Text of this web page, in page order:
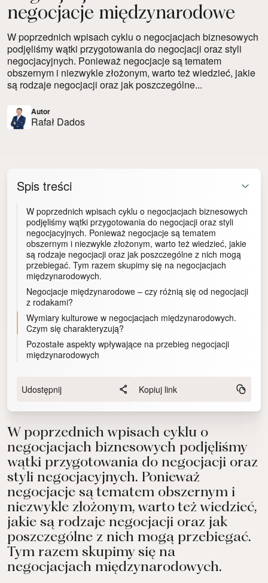
negocjacje międzynarodowe
W poprzednich wpisach cyklu o negocjacjach biznesowych
podjęliśmy wątki przygotowania do negocjacji oraz styli
negocjacyjnych. Ponieważ negocjacje są tematem
obszernym i niezwykle złożonym, warto też wiedzieć, jakie
są rodzaje negocjacji oraz jak poszczególne...
Autor
Rafał Dados
Spis treści
W poprzednich wpisach cyklu o negocjacjach biznesowych
podjęliśmy wątki przygotowania do negocjacji oraz styli
negocjacyjnych. Ponieważ negocjacje są tematem
obszernym i niezwykle złożonym, warto też wiedzieć, jakie
są rodzaje negocjacji oraz jak poszczególne z nich mogą
przebiegać. Tym razem skupimy się na negocjacjach
międzynarodowych.
Negocjacje międzynarodowe – czy różnią się od negocjacji
z rodakami?
Wymiary kulturowe w negocjacjach międzynarodowych.
Czym się charakteryzują?
Pozostałe aspekty wpływające na przebieg negocjacji
międzynarodowych
Udostępnij Kopiuj link
W poprzednich wpisach cyklu o
negocjacjach biznesowych podjęliśmy
wątki przygotowania do negocjacji oraz
styli negocjacyjnych. Ponieważ
negocjacje są tematem obszernym i
niezwykle złożonym, warto też wiedzieć,
jakie są rodzaje negocjacji oraz jak
poszczególne z nich mogą przebiegać.
Tym razem skupimy się na
negocjacjach międzynarodowych.